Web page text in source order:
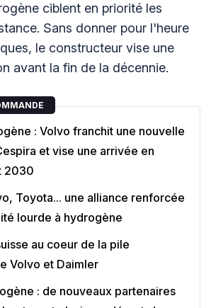
ciblent en priorité les
Sans donner pour l'heure
le constructeur vise une
avant la fin de la décennie.
: Volvo franchit une nouvelle
et vise une arrivée en
2030
Toyota... une alliance renforcée
lourde à hydrogène
au coeur de la pile
Volvo et Daimler
: de nouveaux partenaires